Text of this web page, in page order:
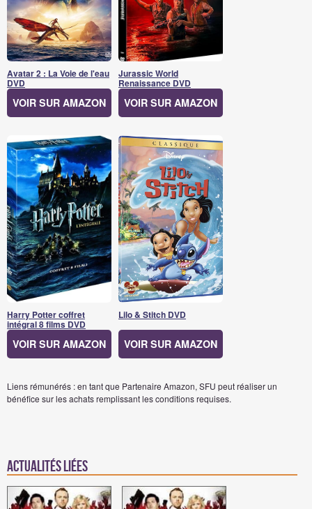
Avatar 2 : La Voie de l'eau
DVD
VOIR SUR AMAZON
Jurassic World
Renaissance DVD
VOIR SUR AMAZON
Harry Potter coffret
intégral 8 films DVD
VOIR SUR AMAZON
Lilo & Stitch DVD
VOIR SUR AMAZON
Liens rémunérés : en tant que Partenaire Amazon, SFU peut réaliser un
bénéfice sur les achats remplissant les conditions requises.
Actualités Liées